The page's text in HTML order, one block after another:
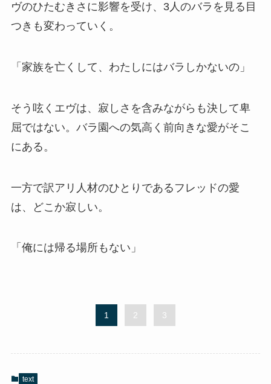
ヴのひたむきさに影響を受け、3人のバラを見る目
つきも変わっていく。
「家族を亡くして、わたしにはバラしかないの」
そう呟くエヴは、寂しさを含みながらも決して卑
屈ではない。バラ園への気高く前向きな愛がそこ
にある。
一方で訳アリ人材のひとりであるフレッドの愛
は、どこか寂しい。
「俺には帰る場所もない」
1 2 3
text